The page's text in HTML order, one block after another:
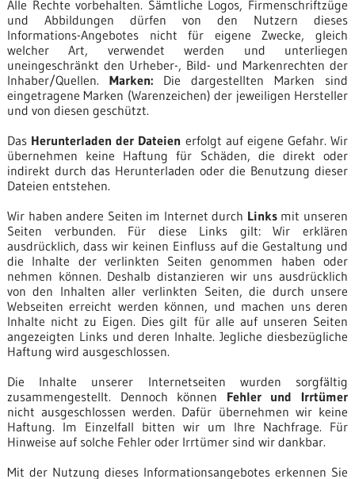
Alle Rechte vorbehalten. Sämtliche Logos, Firmenschriftzüge
und Abbildungen dürfen von den Nutzern dieses
Informations-Angebotes nicht für eigene Zwecke, gleich
welcher Art, verwendet werden und unterliegen
uneingeschränkt den Urheber-, Bild- und Markenrechten der
Inhaber/Quellen. Marken:Die dargestellten Marken sind
eingetragene Marken (Warenzeichen) der jeweiligen Hersteller
und von diesen geschützt.
Das Herunterladen der Dateien erfolgt auf eigene Gefahr. Wir
übernehmen keine Haftung für Schäden, die direkt oder
indirekt durch das Herunterladen oder die Benutzung dieser
Dateien entstehen.
Wir haben andere Seiten im Internet durch Linksmit unseren
Seiten verbunden. Für diese Links gilt: Wir erklären
ausdrücklich, dass wir keinen Einfluss auf die Gestaltung und
die Inhalte der verlinkten Seiten genommen haben oder
nehmen können. Deshalb distanzieren wir uns ausdrücklich
von den Inhalten aller verlinkten Seiten, die durch unsere
Webseiten erreicht werden können, und machen uns deren
Inhalte nicht zu Eigen. Dies gilt für alle auf unseren Seiten
angezeigten Links und deren Inhalte. Jegliche diesbezügliche
Haftung wird ausgeschlossen.
Die Inhalte unserer Internetseiten wurden sorgfältig
zusammengestellt. Dennoch können Fehler und Irrtümer
nicht ausgeschlossen werden. Dafür übernehmen wir keine
Haftung. Im Einzelfall bitten wir um Ihre Nachfrage. Für
Hinweise auf solche Fehler oder Irrtümer sind wir dankbar.
Mit der Nutzung dieses Informationsangebotes erkennen Sie